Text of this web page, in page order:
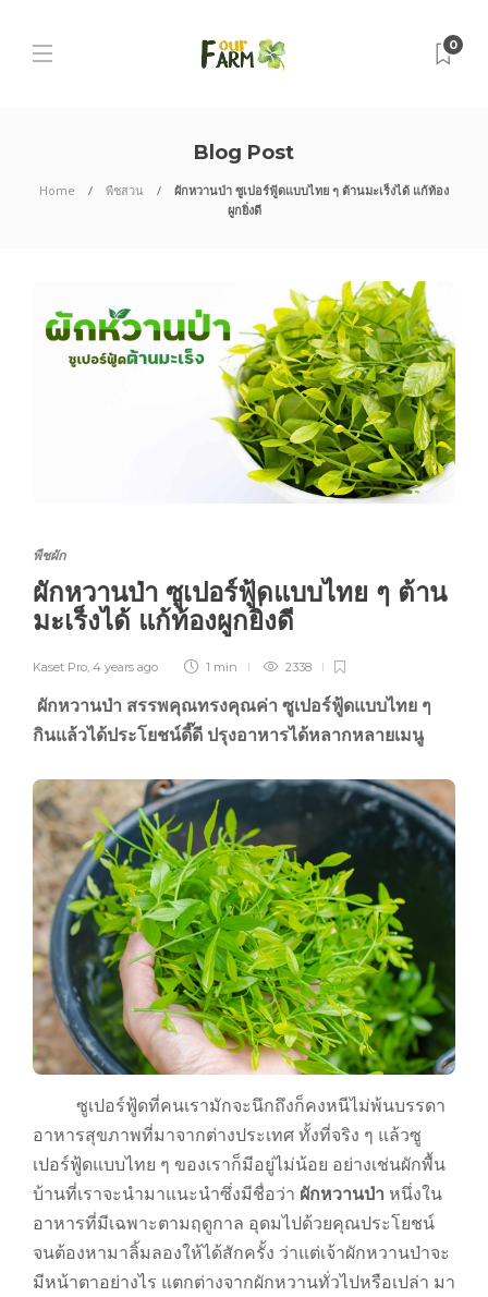
0
Blog Post
Home พืชสวน
ผักหวานป่า ซูเปอร์ฟู้ดแบบไทย ๆ ต้านมะเร็งได้ แก้ท้อง
ผูกยิ่งดี
พืชผัก
ผักหวานป่า ซูเปอร์ฟู้ดแบบไทย ๆ ต้าน
มะเร็งได้ แก้ท้องผูกยิ่งดี
Kaset Pro 4 years ago 1 min 2338
ผักหวานป่า สรรพคุณทรงคุณค่า ซูเปอร์ฟู้ดแบบไทย ๆ
กินแล้วได้ประโยชน์ดี๊ดี ปรุงอาหารได้หลากหลายเมนู
ซูเปอร์ฟู้ดที่คนเรามักจะนึกถึงก็คงหนีไม่พ้นบรรดา
อาหารสุขภาพที่มาจากต่างประเทศ ทั้งที่จริง ๆ แล้วซู
เปอร์ฟู้ดแบบไทย ๆ ของเราก็มีอยู่ไม่น้อย อย่างเช่นผักพื้น
บ้านที่เราจะนำมาแนะนำซึ่งมีชื่อว่า ผักหวานป่า หนึ่งใน
อาหารที่มีเฉพาะตามฤดูกาล อุดมไปด้วยคุณประโยชน์
จนต้องหามาลิ้มลองให้ได้สักครั้ง ว่าแต่เจ้าผักหวานป่าจะ
มีหน้าตาอย่างไร แตกต่างจากผักหวานทั่วไปหรือเปล่า มา